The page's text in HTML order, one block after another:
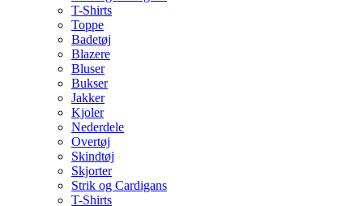
T-Shirts
Toppe
Badetøj
Blazere
Bluser
Bukser
Jakker
Kjoler
Nederdele
Overtøj
Skindtøj
Skjorter
Strik og Cardigans
T-Shirts